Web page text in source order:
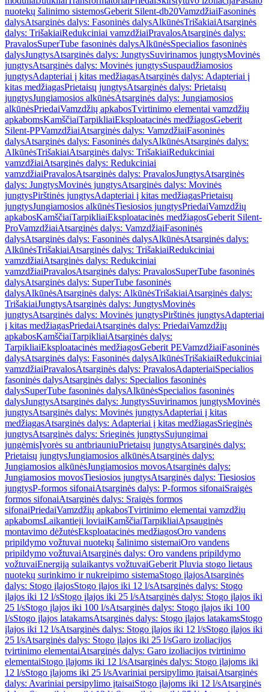
nuotekų šalinimo sistemosGeberit Silent-db20VamzdžiaiFasoninės
dalysAtsarginės dalys: Fasoninės dalysAlkūnėsTrišakiaiAtsarginės
dalys: TrišakiaiRedukciniai vamzdžiaiPravalosAtsarginės dalys:
PravalosSuperTube fasoninės dalysAlkūnėsSpecialios fasoninės
dalysJungtysAtsarginės dalys: JungtysSuvirinamos jungtysMovinės
jungtysAtsarginės dalys: Movinės jungtysSuspaudžiamosios
jungtysAdapteriai į kitas medžiagasAtsarginės dalys: Adapteriai į
kitas medžiagasPrietaisų jungtysAtsarginės dalys: Prietaisų
jungtysJungiamosios alkūnėsAtsarginės dalys: Jungiamosios
alkūnėsPriedaiVamzdžių apkabosTvirtinimo elementai vamzdžių
apkabomsKamščiaiTarpikliaiEksploatacinės medžiagosGeberit
Silent-PPVamzdžiaiAtsarginės dalys: VamzdžiaiFasoninės
dalysAtsarginės dalys: Fasoninės dalysAlkūnėsAtsarginės dalys:
AlkūnėsTrišakiaiAtsarginės dalys: TrišakiaiRedukciniai
vamzdžiaiAtsarginės dalys: Redukciniai
vamzdžiaiPravalosAtsarginės dalys: PravalosJungtysAtsarginės
dalys: JungtysMovinės jungtysAtsarginės dalys: Movinės
jungtysPirštinės jungtysAdapteriai į kitas medžiagasPrietaisų
jungtysJungiamosios alkūnėsTiesiosios jungtysPriedaiVamzdžių
apkabosKamščiaiTarpikliaiEksploatacinės medžiagosGeberit Silent-
ProVamzdžiaiAtsarginės dalys: VamzdžiaiFasoninės
dalysAtsarginės dalys: Fasoninės dalysAlkūnėsAtsarginės dalys:
AlkūnėsTrišakiaiAtsarginės dalys: TrišakiaiRedukciniai
vamzdžiaiAtsarginės dalys: Redukciniai
vamzdžiaiPravalosAtsarginės dalys: PravalosSuperTube fasoninės
dalysAtsarginės dalys: SuperTube fasoninės
dalysAlkūnėsAtsarginės dalys: AlkūnėsTrišakiaiAtsarginės dalys:
TrišakiaiJungtysAtsarginės dalys: JungtysMovinės
jungtysAtsarginės dalys: Movinės jungtysPirštinės jungtysAdapteriai
į kitas medžiagasPriedaiAtsarginės dalys: PriedaiVamzdžių
apkabosKamščiaiTarpikliaiAtsarginės dalys:
TarpikliaiEksploatacinės medžiagosGeberit PEVamzdžiaiFasoninės
dalysAtsarginės dalys: Fasoninės dalysAlkūnėsTrišakiaiRedukciniai
vamzdžiaiPravalosAtsarginės dalys: PravalosAdapteriaiSpecialios
fasoninės dalysAtsarginės dalys: Specialios fasoninės
dalysSuperTube fasoninės dalysAlkūnėsSpecialios fasoninės
dalysJungtysAtsarginės dalys: JungtysSuvirinamos jungtysMovinės
jungtysAtsarginės dalys: Movinės jungtysAdapteriai į kitas
medžiagasAtsarginės dalys: Adapteriai į kitas medžiagasSrieginės
jungtysAtsarginės dalys: Srieginės jungtysSujungimai
jungėmisĮvorės su antbriauniuPrietaisų jungtysAtsarginės dalys:
Prietaisų jungtysJungiamosios alkūnėsAtsarginės dalys:
Jungiamosios alkūnėsJungiamosios movosAtsarginės dalys:
Jungiamosios movosTiesiosios jungtysAtsarginės dalys: Tiesiosios
jungtysP-formos sifonaiAtsarginės dalys: P-formos sifonaiSraigės
formos sifonaiAtsarginės dalys: Sraigės formos
sifonaiPriedaiVamzdžių apkabosTvirtinimo elementai vamzdžių
apkabomsLaikantieji loviaiKamščiaiTarpikliaiApsauginės
montavimo dėžutėsEksploatacinės medžiagosOro vandens
pripildymo vožtuvai nuotekų šalinimo sistemaiOro vandens
pripildymo vožtuvaiAtsarginės dalys: Oro vandens pripildymo
vožtuvaiEnergiją sulaikantys vožtuvaiGeberit Pluvia stogo lietaus
nuotekų surinkimo ir nukreipimo sistemaStogo įlajosAtsarginės
dalys: Stogo įlajosStogo įlajos iki 12 l/sAtsarginės dalys: Stogo
įlajos iki 12 l/sStogo įlajos iki 25 l/sAtsarginės dalys: Stogo įlajos iki
25 l/sStogo įlajos iki 100 l/sAtsarginės dalys: Stogo įlajos iki 100
l/sStogo įlajos latakamsAtsarginės dalys: Stogo įlajos latakamsStogo
įlajos iki 12 l/sAtsarginės dalys: Stogo įlajos iki 12 l/sStogo įlajos iki
25 l/sAtsarginės dalys: Stogo įlajos iki 25 l/sGaro izoliacijos
tvirtinimo elementaiAtsarginės dalys: Garo izoliacijos tvirtinimo
elementaiStogo įlajoms iki 12 l/sAtsarginės dalys: Stogo įlajoms iki
12 l/sStogo įlajoms iki 25 l/sAvariniai persipylimo įtaisaiAtsarginės
dalys: Avariniai persipylimo įtaisaiStogo įlajoms iki 12 l/sAtsarginės